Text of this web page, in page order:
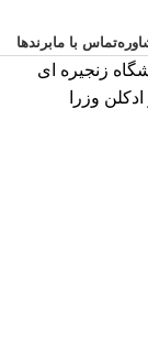
تماس با مابرندها